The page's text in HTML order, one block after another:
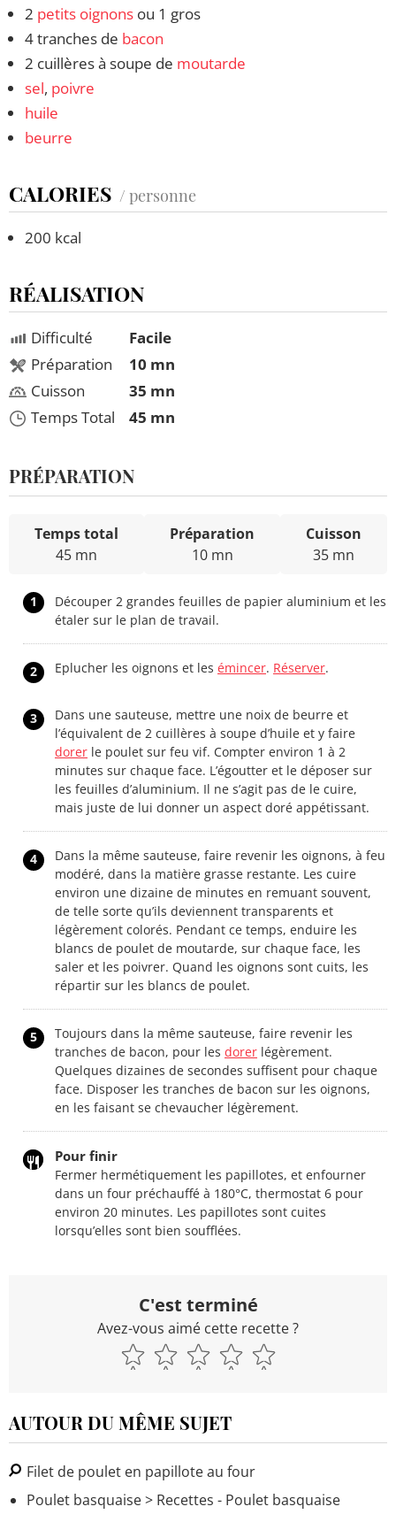
2 petits oignons ou 1 gros
4 tranches de bacon
2 cuillères à soupe de moutarde
sel, poivre
huile
beurre
CALORIES / personne
200 kcal
RÉALISATION
Difficulté
Préparation
Cuisson
Temps Total
Facile
10 mn
35 mn
45 mn
PRÉPARATION
Temps total
45 mn
Préparation
10 mn
Cuisson
35 mn
1
Découper 2 grandes feuilles de papier aluminium et les
étaler sur le plan de travail.
2 Eplucher les oignons et les émincer. Réserver.
3
Dans une sauteuse, mettre une noix de beurre et
l’équivalent de 2 cuillères à soupe d’huile et y faire
dorer le poulet sur feu vif. Compter environ 1 à 2
minutes sur chaque face. L’égoutter et le déposer sur
les feuilles d’aluminium. Il ne s’agit pas de le cuire,
mais juste de lui donner un aspect doré appétissant.
4
Dans la même sauteuse, faire revenir les oignons, à feu
modéré, dans la matière grasse restante. Les cuire
environ une dizaine de minutes en remuant souvent,
de telle sorte qu’ils deviennent transparents et
légèrement colorés. Pendant ce temps, enduire les
blancs de poulet de moutarde, sur chaque face, les
saler et les poivrer. Quand les oignons sont cuits, les
répartir sur les blancs de poulet.
5
Toujours dans la même sauteuse, faire revenir les
tranches de bacon, pour les dorer légèrement.
Quelques dizaines de secondes suffisent pour chaque
face. Disposer les tranches de bacon sur les oignons,
en les faisant se chevaucher légèrement.
Pour finir
Fermer hermétiquement les papillotes, et enfourner
dans un four préchauffé à 180°C, thermostat 6 pour
environ 20 minutes. Les papillotes sont cuites
lorsqu’elles sont bien soufflées.
C'est terminé
Avez-vous aimé cette recette ?
AUTOUR DU MÊME SUJET
Filet de poulet en papillote au four
Poulet basquaise> Recettes - Poulet basquaise